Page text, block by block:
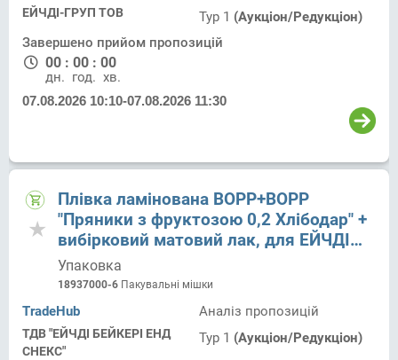
ЕЙЧДІ-ГРУП ТОВ
Тур 1 (Аукціон/Редукціон)
Завершено прийом пропозицій
00 : 00 : 00
дн. год. хв.
07.08.2026 10:10-07.08.2026 11:30
Плівка ламінована ВОРР+ВОРР
"Пряники з фруктозою 0,2 Хлібодар" +
вибірковий матовий лак, для ЕЙЧДІ
БЕЙКЕРІ ЕНД СНЕКС
Упаковка
18937000-6 Пакувальні мішки
TradeHub
ТДВ "ЕЙЧДІ БЕЙКЕРІ ЕНД
СНЕКС"
Аналіз пропозицій
Тур 1 (Аукціон/Редукціон)